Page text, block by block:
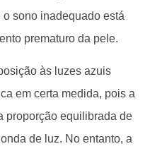
sono inadequado está
prematuro da pele.
às luzes azuis
em certa medida, pois a
proporção equilibrada de
de luz. No entanto, a